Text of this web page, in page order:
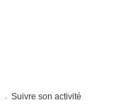
Suivre son activité